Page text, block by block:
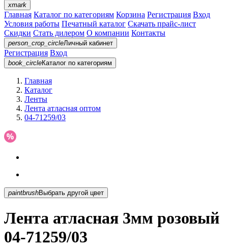
xmark
Главная Каталог по категориям Корзина Регистрация Вход
Условия работы Печатный каталог Скачать прайс-лист
Скидки Стать дилером О компании Контакты
person_crop_circleЛичный кабинет
Регистрация Вход
book_circleКаталог по категориям
Главная
Каталог
Ленты
Лента атласная оптом
04-71259/03
paintbrush Выбрать другой цвет
Лента атласная 3мм розовый
04-71259/03